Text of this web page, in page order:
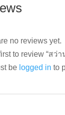
no reviews yet.
to review “สว่
be logged in to